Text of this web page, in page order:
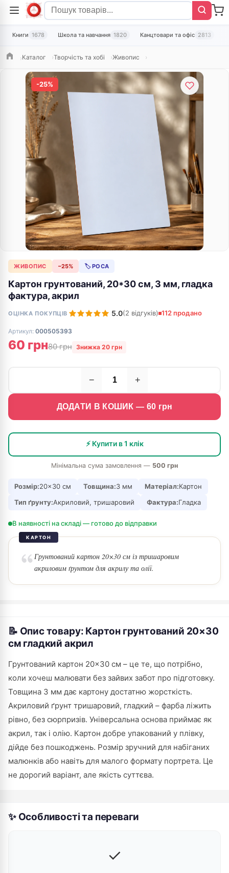
Книги 1678 Школа та навчання 1820 Канцтовари та офіс 2813
ГоловнаКаталог Творчість та хобі Живопис
-25%
ЖИВОПИС −25% 🏷 РОСА
Картон грунтований, 20*30 см, 3 мм, гладка
фактура, акрил
ОЦІНКА ПОКУПЦІВ 5.0(2 відгуків) 112 продано
Артикул: 000505393
60 грн80 грн Знижка 20 грн
− +
ДОДАТИ В КОШИК — 60 грн
⚡ Купити в 1 клік
Мінімальна сума замовлення — 500 грн
Розмір:20×30 см Товщина:3 мм Матеріал:Картон
Тип ґрунту:Акриловий, тришаровий Фактура:Гладка
В наявності на складі — готово до відправки
КАРТОН
Грунтований картон 20×30 см із тришаровим
акриловим ґрунтом для акрилу та олії.
📝 Опис товару: Картон грунтований 20×30
см гладкий акрил
Грунтований картон 20×30 см – це те, що потрібно,
коли хочеш малювати без зайвих забот про підготовку.
Товщина 3 мм дає картону достатню жорсткість.
Акриловий ґрунт тришаровий, гладкий – фарба ліжить
рівно, без сюрпризів. Універсальна основа приймає як
акрил, так і олію. Картон добре упакований у плівку,
дійде без пошкоджень. Розмір зручний для набіганих
малюнків або навіть для малого формату портрета. Це
не дорогий варіант, але якість суттєва.
✨ Особливості та переваги
✓